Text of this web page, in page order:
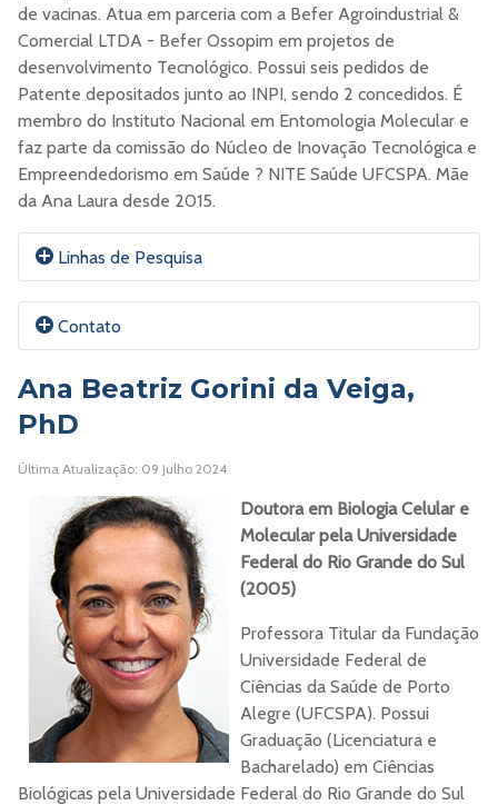
de vacinas. Atua em parceria com a Befer Agroindustrial &
Comercial LTDA - Befer Ossopim em projetos de
desenvolvimento Tecnológico. Possui seis pedidos de
Patente depositados junto ao INPI, sendo 2 concedidos. É
membro do Instituto Nacional em Entomologia Molecular e
faz parte da comissão do Núcleo de Inovação Tecnológica e
Empreendedorismo em Saúde ? NITE Saúde UFCSPA. Mãe
da Ana Laura desde 2015.
Linhas de Pesquisa
Em construção.
-
Em construção.
Contato
E-mail:
Currículo Lattes
Site
Ana Beatriz Gorini da Veiga,
PhD
Última Atualização: 09 Julho 2024
Doutora em Biologia Celular e
MolecularpelaUniversidade
Federal do Rio Grande do Sul
(2005)
Professora Titular da Fundação
Universidade Federal de
Ciências da Saúde de Porto
Alegre (UFCSPA). Possui
Graduação (Licenciatura e
Bacharelado) em Ciências
Biológicas pela Universidade Federal do Rio Grande do Sul